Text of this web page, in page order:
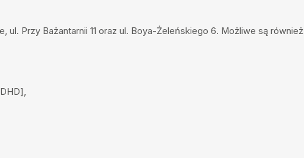
, ul. Przy Bażantarnii 11 oraz ul. Boya-Żeleńskiego 6. Możliwe są również
],